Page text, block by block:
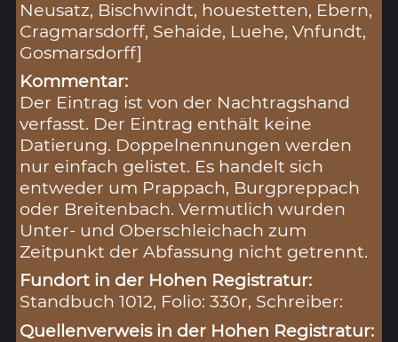
Neusatz, Bischwindt, houestetten, Ebern,
Cragmarsdorff, Sehaide, Luehe, Vnfundt,
Gosmarsdorff]
Kommentar:
Der Eintrag ist von der Nachtragshand
verfasst. Der Eintrag enthält keine
Datierung. Doppelnennungen werden
nur einfach gelistet. Es handelt sich
entweder um Prappach, Burgpreppach
oder Breitenbach. Vermutlich wurden
Unter- und Oberschleichach zum
Zeitpunkt der Abfassung nicht getrennt.
Fundort in der Hohen Registratur:
Standbuch 1012, Folio: 330r, Schreiber:
Quellenverweis in der Hohen Registratur: